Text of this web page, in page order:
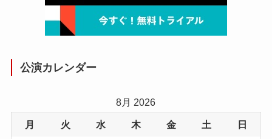
公演カレンダー
8月 2026
月 火 水 木 金 土 日